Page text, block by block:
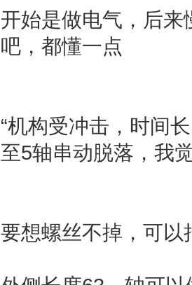
开始是做电气，后
吧，都懂一点
“机构受冲击，时间
至5轴串动脱落，我
要想螺丝不掉，可